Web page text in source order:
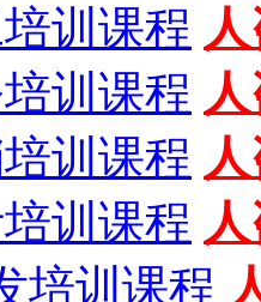
训课程
训课程
训课程
训课程
培训课程